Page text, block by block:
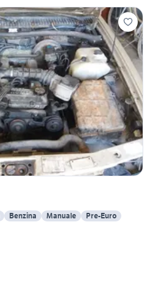
Benzina Manuale Pre-Euro